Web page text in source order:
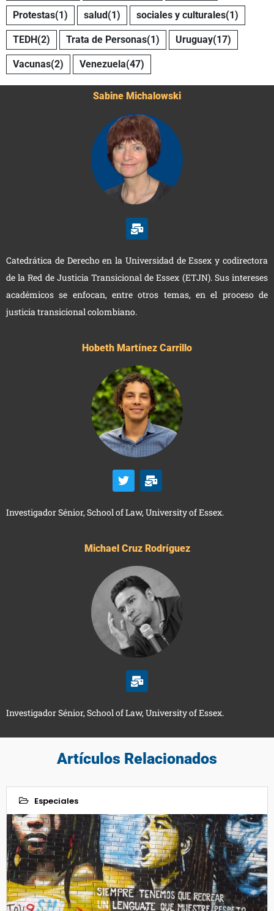
Protestas(1) salud (1) sociales y culturales(1)
TEDH (2) Trata de Personas(1) Uruguay(17)
Vacunas(2) Venezuela(47)
Sabine Michalowski
Catedrática de Derecho en la Universidad de Essex y codirectora
de la Red de Justicia Transicional de Essex (ETJN). Sus intereses
académicos se enfocan, entre otros temas, en el proceso de
justicia transicional colombiano.
Hobeth Martínez Carrillo
Investigador Sénior, School of Law, University of Essex.
Michael Cruz Rodríguez
Investigador Sénior, School of Law, University of Essex.
Artículos Relacionados
Especiales
08
Mar 2024